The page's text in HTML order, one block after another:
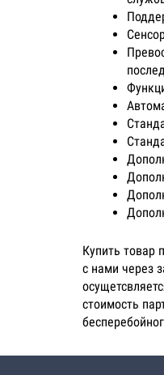
Купить товар
с нами через
стоимость